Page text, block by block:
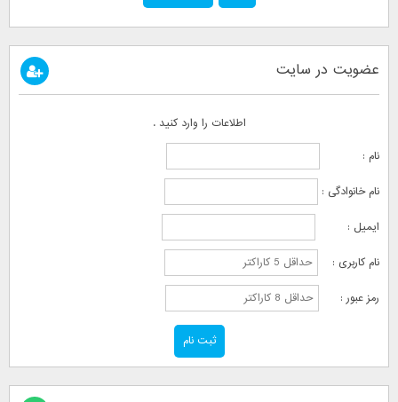
عضویت در سایت
اطلاعات را وارد کنید .
نام :
نام خانوادگی :
ایمیل :
نام کاربری :
رمز عبور :